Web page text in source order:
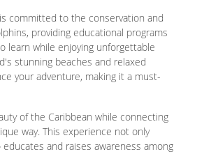
committed to the conservation and
providing educational programs
learn while enjoying unforgettable
stunning beaches and relaxed
your adventure, making it a must-
of the Caribbean while connecting
way. This experience not only
and raises awareness among